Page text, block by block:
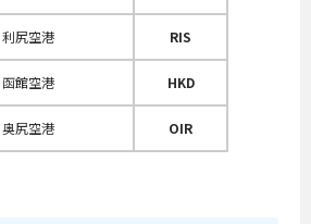
利尻空港 RIS
函館空港 HKD
奥尻空港 OIR